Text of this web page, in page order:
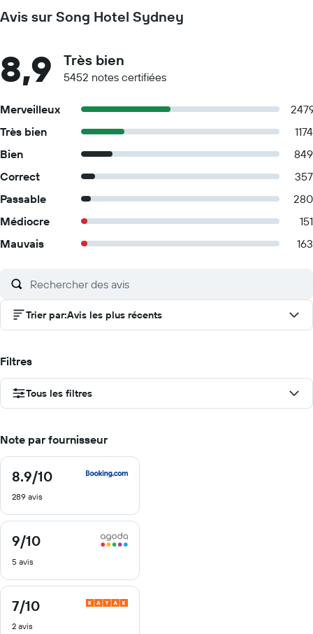
Avis sur Song Hotel Sydney
8,9 Très bien
5452 notes certifiées
Merveilleux
Très bien
1174
Bien
849
Correct
357
Passable
280
Médiocre
151
Mauvais
163
Trier par:Avis les plus récents
Filtres
Tous les filtres
Note par fournisseur
8.9/10
8.9
10
289 avis
9/10
9
sur
10
5 avis
7/10
7
sur
10
2 avis